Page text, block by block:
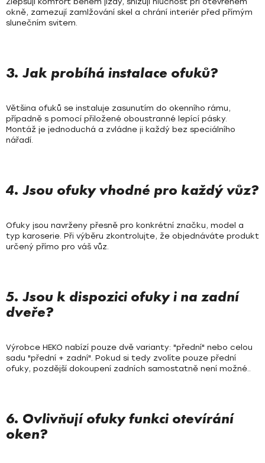
okně, zamezují zamlžování skel a chrání interiér před přímým
slunečním svitem.
3. Jak probíhá instalace ofuků?
Většina ofuků se instaluje zasunutím do okenního rámu,
případně s pomocí přiložené oboustranné lepící pásky.
Montáž je jednoduchá a zvládne ji každý bez speciálního
nářadí.
4. Jsou ofuky vhodné pro každý vůz?
Ofuky jsou navrženy přesně pro konkrétní značku, model a
typ karoserie. Při výběru zkontrolujte, že objednáváte produkt
určený přímo pro váš vůz.
5. Jsou k dispozici ofuky i na zadní
dveře?
Výrobce HEKO nabízí pouze dvě varianty: "přední" nebo celou
sadu "přední + zadní". Pokud si tedy zvolíte pouze přední
ofuky, pozdější dokoupení zadních samostatně není možné..
6. Ovlivňují ofuky funkci otevírání
oken?